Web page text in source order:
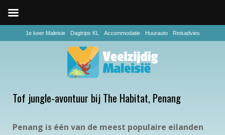
1e keer Maleisie Dagtrips KL Accommodatie Huurauto Reisadvies
Tof jungle-avontuur bij The Habitat, Penang
Penang is één van de meest populaire eilanden